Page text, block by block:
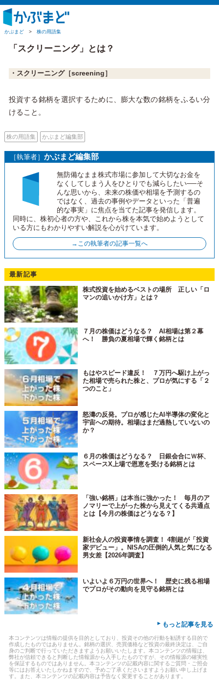
かぶまど > 株の用語集
「スクリーニング」とは？
・スクリーニング［screening］
投資する銘柄を選択するために、膨大な数の銘柄をふるい分
けること。
株の用語集 かぶまど編集部
［執筆者］ かぶまど編集部
無防備なまま株式市場に参加して大切なお金を
なくしてしまう人をひとりでも減らしたい──そ
んな思いから、未来の株価や相場を予測するの
ではなく、過去の事例やデータといった「普遍
的な事実」に焦点を当てた記事を発信します。
同時に、株初心者の方や、これから株を本気で始めようとして
いる方にもわかりやすい解説を心がけています。
→この執筆者の記事一覧へ
最新記事
株式投資を始めるベストの場所 正しい「ロ
マンの追いかけ方」とは？
７月の株価はどうなる？ AI相場は第２幕
へ！ 勝負の夏相場で輝く銘柄とは
もはやスピード違反！ ７万円へ駆け上がっ
た相場で売られた株と、プロが気にする「２
つのこと」
怒濤の反発。プロが感じたAI半導体の変化と
宇宙への期待。相場はまだ過熱していないの
か？
６月の株価はどうなる？ 日銀会合にＷ杯、
スペースX上場で恩恵を受ける銘柄とは
「強い銘柄」は本当に強かった！ 毎月のア
ノマリーで上がった株から見えてくる共通点
とは【今月の株価はどうなる？】
新社会人の投資事情を調査！ 4割超が「投資
家デビュー」。NISAの圧倒的人気と気になる
男女差【2026年調査】
いよいよ６万円の世界へ！ 歴史に残る相場
でプロがその動向を見守る銘柄とは
▸ もっと記事を見る
本コンテンツは情報の提供を目的としており、投資その他の行動を勧誘する目的で
作成したものではありません。銘柄の選択、売買価格など投資の最終決定は、ご自
身のご判断で行っていただきますようお願いいたします。本コンテンツの情報は、
弊社が信頼できると判断した情報源から入手したものですが、その情報源の確実性
を保証するものではありません。本コンテンツの記載内容に関するご質問・ご照会
等にはお答えいたしかねますので、予めご了承くださいますようお願い申し上げま
す。また、本コンテンツの記載内容は予告なく変更することがあります。